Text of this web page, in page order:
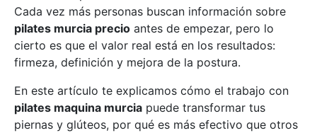
Cada vez más personas buscan información sobre
pilates murcia precio antes de empezar, pero lo
cierto es que el valor real está en los resultados:
firmeza, definición y mejora de la postura.
En este artículo te explicamos cómo el trabajo con
pilates maquina murcia puede transformar tus
piernas y glúteos, por qué es más efectivo que otros